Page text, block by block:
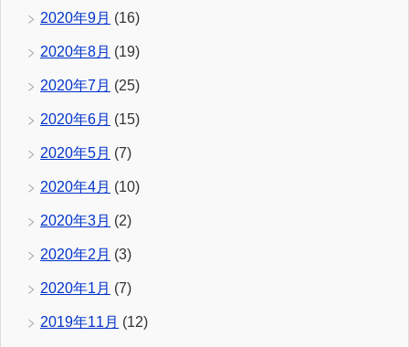
2020年9月 (16)
2020年8月 (19)
2020年7月 (25)
2020年6月 (15)
2020年5月 (7)
2020年4月 (10)
2020年3月 (2)
2020年2月 (3)
2020年1月 (7)
2019年11月 (12)